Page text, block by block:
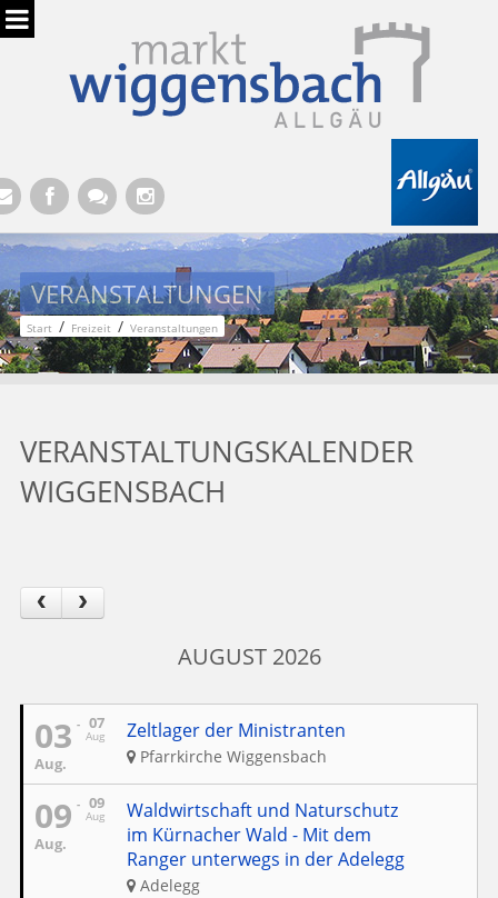
VERANSTALTUNGEN
Start / Freizeit / Veranstaltungen
VERANSTALTUNGSKALENDER
WIGGENSBACH
AUGUST 2026
07
Aug
03
Aug.
Zeltlager der Ministranten
Pfarrkirche Wiggensbach
09
Aug
09
Aug.
Waldwirtschaft und Naturschutz
im Kürnacher Wald - Mit dem
Ranger unterwegs in der Adelegg
Adelegg